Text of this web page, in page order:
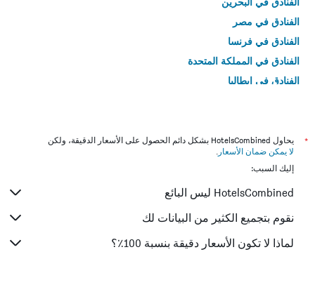
الفنادق في مصر
الفنادق في فرنسا
الفنادق في المملكة المتحدة
الفنادق في إيطاليا
*
يحاول HotelsCombined بشكل دائم الحصول على الأسعار الدقيقة، ولكن
لا يمكن ضمان الأسعار .
إليك السبب:
HotelsCombined ليس البائع
نقوم بتجميع الكثير من البيانات لك
لماذا لا تكون الأسعار دقيقة بنسبة 100٪؟